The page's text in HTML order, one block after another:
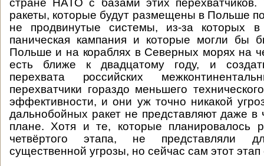
стране НАТО с базами этих
ракеты, которые будут размещены в Польше
не продвинутые системы, из-за которых
паническая кампания и которые могли бы
Польше и на кораблях в Северных морях на
есть ближе к двадцатому году, и
перехвата российских
перехватчики гораздо меньшего
эффективности, и они уж точно никакой
дальнобойных ракет не представляют даже в
плане. Хотя и те, которые планировалось
четвёртого этапа, не представляли
существенной угрозы, но сейчас сам этот